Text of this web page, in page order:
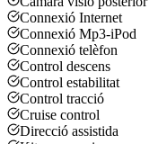
Connexió Internet
Connexió Mp3-iPod
Connexió telèfon
Control descens
Control estabilitat
Control tracció
Cruise control
Direcció assistida